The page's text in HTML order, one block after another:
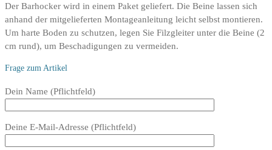
Der Barhocker wird in einem Paket geliefert. Die Beine lassen sich
anhand der mitgelieferten Montageanleitung leicht selbst montieren.
Um harte Boden zu schutzen, legen Sie Filzgleiter unter die Beine (2
cm rund), um Beschadigungen zu vermeiden.
Frage zum Artikel
Bitte
Feld
Dein Name (Pflichtfeld)
Deine E-Mail-Adresse (Pflichtfeld)